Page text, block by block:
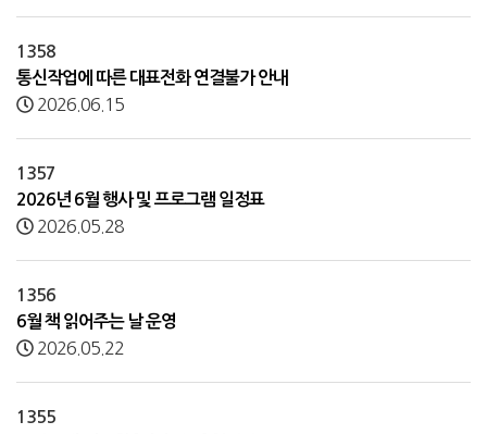
1358
통신작업에 따른 대표전화 연결불가 안내
2026.06.15
1357
2026년 6월 행사 및 프로그램 일정표
2026.05.28
1356
6월 책 읽어주는 날 운영
2026.05.22
1355